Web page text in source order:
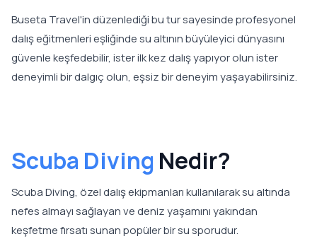
Buseta Travel'in düzenlediği bu tur sayesinde profesyonel
dalış eğitmenleri eşliğinde su altının büyüleyici dünyasını
güvenle keşfedebilir, ister ilk kez dalış yapıyor olun ister
deneyimli bir dalgıç olun, eşsiz bir deneyim yaşayabilirsiniz.
Scuba Diving Nedir?
Scuba Diving, özel dalış ekipmanları kullanılarak su altında
nefes almayı sağlayan ve deniz yaşamını yakından
keşfetme fırsatı sunan popüler bir su sporudur.